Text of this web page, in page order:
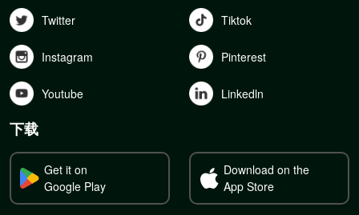
Twitter Tiktok
Instagram Pinterest
Youtube Linkedln
下载
Get it on
Google Play
Download on the
App Store